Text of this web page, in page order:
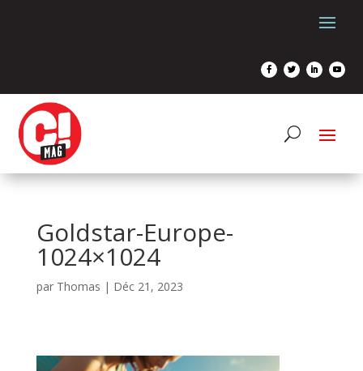
Goldstar-Europe-
1024×1024
par Thomas | Déc 21, 2023